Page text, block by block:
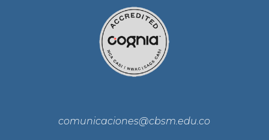
comunicaciones@cbsm.edu.co